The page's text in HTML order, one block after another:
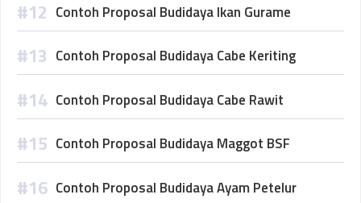
Contoh Proposal Budidaya Ikan Gurame
Contoh Proposal Budidaya Cabe Keriting
Contoh Proposal Budidaya Cabe Rawit
Contoh Proposal Budidaya Maggot BSF
Contoh Proposal Budidaya Ayam Petelur